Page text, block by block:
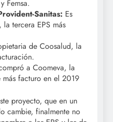
Femsa.
Sanitas: Es
tercera EPS más
de Coosalud, la
a Coomeva, la
más facturo en el 2019
proyecto, que en un
cambie, finalmente no